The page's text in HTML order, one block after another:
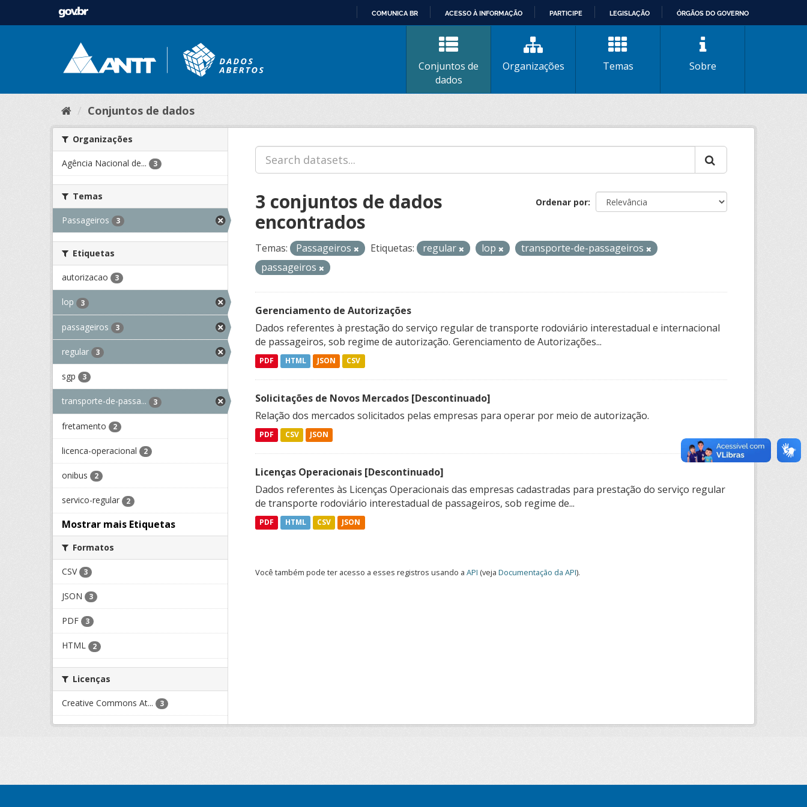
CONTEÚDO
COMUNICA BR ACESSO À INFORMAÇÃO PARTICIPE LEGISLAÇÃO ÓRGÃOS DO GOVERNO
Conjuntos de
dados
Organizações Temas Sobre
Conjuntos de dados
Organizações
Agência Nacional de... 3
Temas
Passageiros 3
Etiquetas
autorizacao 3
lop 3
passageiros 3
regular 3
sgp 3
transporte-de-passa... 3
fretamento 2
licenca-operacional 2
onibus 2
servico-regular 2
Mostrar mais Etiquetas
Formatos
CSV 3
JSON 3
PDF 3
HTML 2
Licenças
Creative Commons At... 3
Ordenar por
3 conjuntos de dados
encontrados
Temas: Passageiros Etiquetas: regular lop
transporte-de-passageiros
passageiros
Gerenciamento de Autorizações
Dados referentes à prestação do serviço regular de transporte rodoviário interestadual e internacional
de passageiros, sob regime de autorização. Gerenciamento de Autorizações...
PDF HTML JSON CSV
Solicitações de Novos Mercados [Descontinuado]
Relação dos mercados solicitados pelas empresas para operar por meio de autorização.
PDF CSV JSON
Licenças Operacionais [Descontinuado]
Dados referentes às Licenças Operacionais das empresas cadastradas para prestação do serviço regular
de transporte rodoviário interestadual de passageiros, sob regime de...
PDF HTML CSV JSON
Você também pode ter acesso a esses registros usando a API (veja Documentação da API).